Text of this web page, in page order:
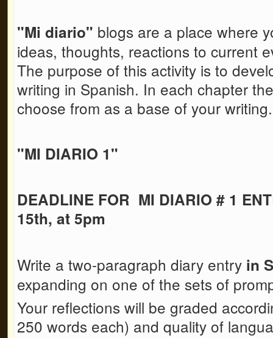
"Mi diario" blogs are a place where
ideas, thoughts, reactions to current
The purpose of this activity is to
writing in Spanish. In each chapter
choose from as a base of your
"MI DIARIO 1"
DEADLINE FOR MI DIARIO # 1
15th, at 5pm
Write a two-paragraph diary entry in
expanding on one of the sets of
Your reflections will be graded
250 words each) and quality of